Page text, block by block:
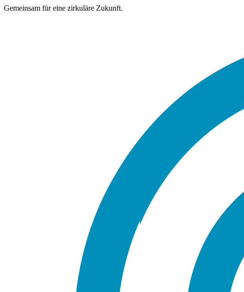
Gemeinsam für eine zirkuläre Zukunft.